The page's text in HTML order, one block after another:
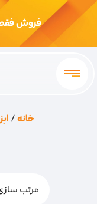
فروش
خانه/